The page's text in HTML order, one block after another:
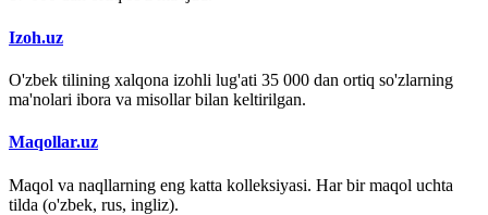
Izoh.uz
O'zbek tilining xalqona izohli lug'ati 35 000 dan ortiq so'zlarning
ma'nolari ibora va misollar bilan keltirilgan.
Maqollar.uz
Maqol va naqllarning eng katta kolleksiyasi. Har bir maqol uchta
tilda (o'zbek, rus, ingliz).